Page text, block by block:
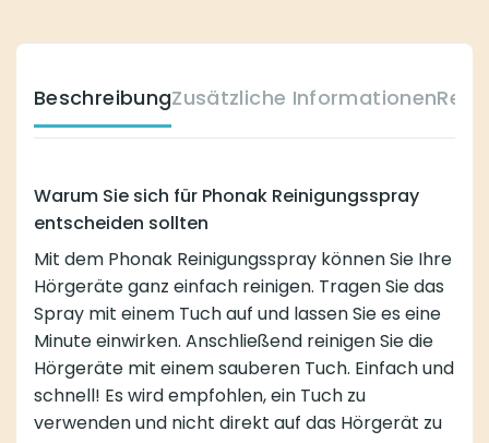
BeschreibungZusätzliche Informationen
Warum Sie sich für Phonak Reinigungsspray
entscheiden sollten
Mit dem Phonak Reinigungsspray können Sie Ihre
Hörgeräte ganz einfach reinigen. Tragen Sie das
Spray mit einem Tuch auf und lassen Sie es eine
Minute einwirken. Anschließend reinigen Sie die
Hörgeräte mit einem sauberen Tuch. Einfach und
schnell! Es wird empfohlen, ein Tuch zu
verwenden und nicht direkt auf das Hörgerät zu